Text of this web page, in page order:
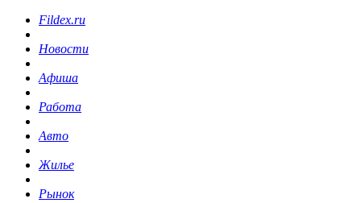
Fildex.ru
Новости
Афиша
Работа
Авто
Жилье
Рынок